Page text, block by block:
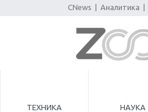
CNews Аналитика
ТЕХНИКА НАУКА